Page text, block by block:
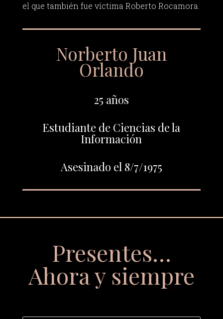
el que también fue víctima Roberto Rocamora.
Norberto Juan
Orlando
25 años
Estudiante de Ciencias de la
Información
Asesinado el 8/7/1975
Presentes…
Ahora y siempre